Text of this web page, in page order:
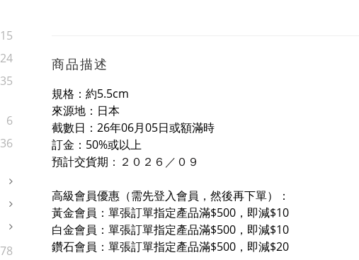
15
24
35
6
36
78
商品描述
規格：約5.5cm
來源地：日本
截數日：26年06月05日或額滿時
訂金：50%或以上
預計交貨期 ：２０２６／０ ９
高級會員優惠（需先登入會員，然後再下單）：
黃金會員：單張訂單指定產品滿$500，即減$10
白金會員：單張訂單指定產品滿$500，即減$10
鑽石會員：單張訂單指定產品滿$500，即減$20